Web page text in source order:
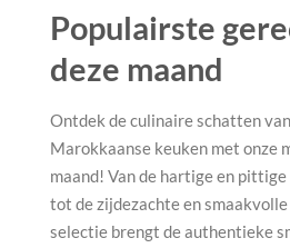
Populairste
deze maand
Ontdek de culinaire schatten
Marokkaanse keuken met onze
maand! Van de hartige en
tot de zijdezachte en smaakvolle
selectie brengt de authentieke